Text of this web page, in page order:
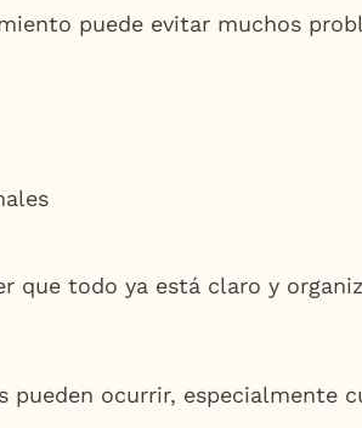
puede evitar muchos
que todo ya está claro y
pueden ocurrir, especialmente